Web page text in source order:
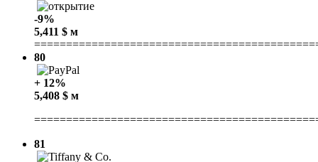
-9%
5,411 $ м
80
+ 12%
5,408 $ м
81